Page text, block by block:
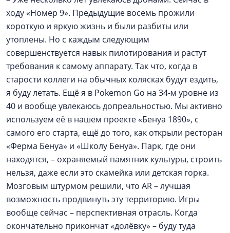
ходу «Номер 9». Предыдущие восемь прожили
короткую и яркую жизнь и были разбиты или
утоплены. Но с каждым следующим
совершенствуется навык пилотирования и растут
требования к самому аппарату. Так что, когда в
старости коллеги на обычных колясках будут ездить,
я буду летать. Ещё я в Pokemon Go на 34-м уровне из
40 и вообще увлекаюсь допреальностью. Мы активно
используем её в нашем проекте «Бенуа 1890», с
самого его старта, ещё до того, как открыли ресторан
«Ферма Бенуа» и «Школу Бенуа». Парк, где они
находятся, – охраняемый памятник культуры, строить
нельзя, даже если это скамейка или детская горка.
Мозговым штурмом решили, что AR – лучшая
возможность продвинуть эту территорию. Игры
вообще сейчас – перспективная отрасль. Когда
окончательно прикончат «долёвку» – буду туда